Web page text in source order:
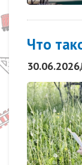
Что
30.06.2026